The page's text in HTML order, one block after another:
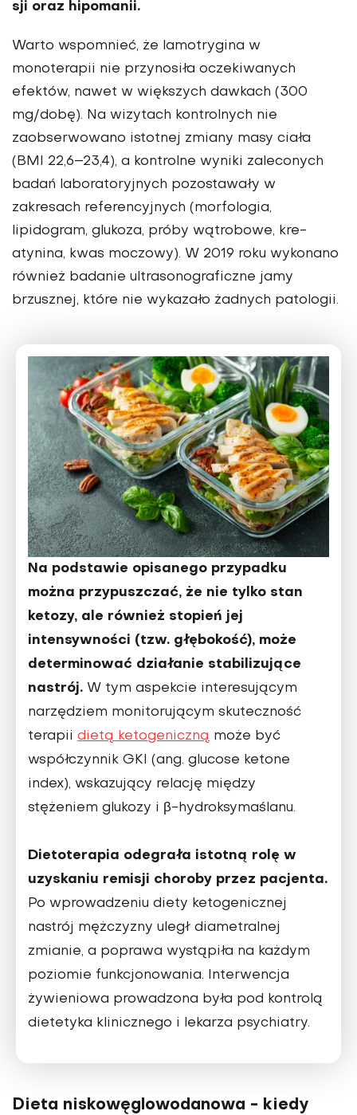
sji oraz hipomanii.
Warto wspomnieć, że lamotrygina w
monoterapii nie przynosiła oczekiwanych
efektów, nawet w większych dawkach (300
mg/dobę). Na wizytach kon­trolnych nie
zaobserwowano istotnej zmiany masy ciała
(BMI 22,6–23,4), a kontrolne wyniki zaleconych
badań laboratoryjnych pozostawały w
zakresach referencyjnych (morfologia,
lipidogram, glukoza, próby wątrobowe, kre­
atynina, kwas moczowy). W 2019 roku wykonano
również badanie ultrasonograficzne jamy
brzusznej, które nie wyka­zało żadnych patologii.
Na podstawie opisanego przypadku
można przypuszczać, że nie tylko stan
ketozy, ale również stopień jej
intensywności (tzw. głębokość), może
determinować działanie stabilizujące
nastrój. W tym aspekcie interesującym
narzędziem moni­torującym skuteczność
terapii dietą ketogeniczną może być
współczynnik GKI (ang. glucose ketone
index), wskazujący relację między
stężeniem glukozy i β-hydroksymaślanu.
Dietoterapia odegrała istotną rolę w
uzyskaniu remisji cho­roby przez pacjenta.
Po wprowadzeniu diety ketogenicznej
nastrój mężczyzny uległ diametralnej
zmianie, a poprawa wystąpiła na każdym
poziomie funkcjonowania. Interwen­cja
żywieniowa prowadzona była pod kontrolą
dietetyka klinicznego i lekarza psychiatry.
Dieta niskowęglowodanowa - kiedy